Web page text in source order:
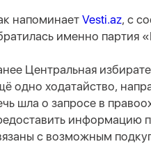
напоминает Vesti.az, с
именно партия
Центральная
одно ходатайство,
шла о запросе в
информацию
с возможным